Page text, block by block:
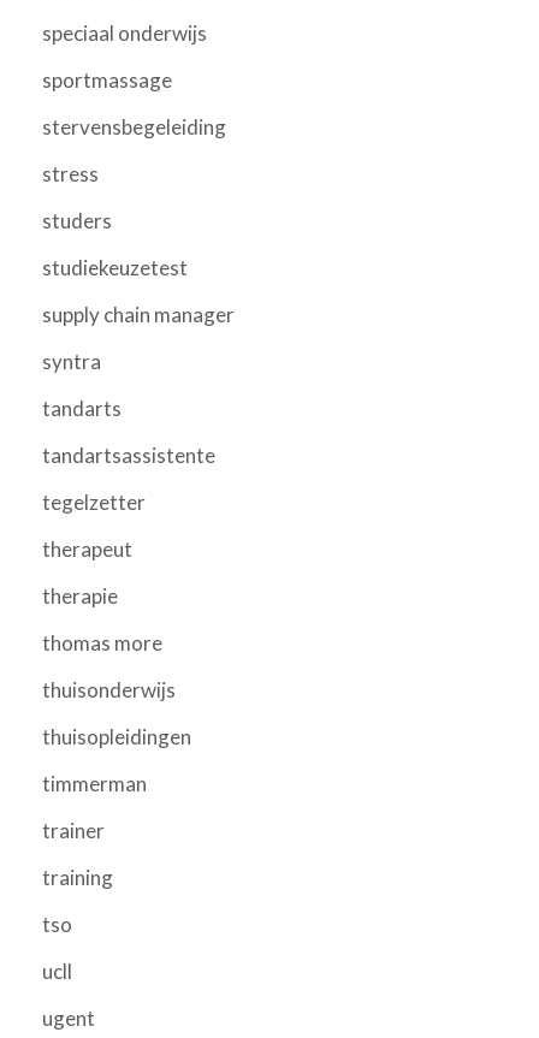
speciaal onderwijs
sportmassage
stervensbegeleiding
stress
studers
studiekeuzetest
supply chain manager
syntra
tandarts
tandartsassistente
tegelzetter
therapeut
therapie
thomas more
thuisonderwijs
thuisopleidingen
timmerman
trainer
training
tso
ucll
ugent